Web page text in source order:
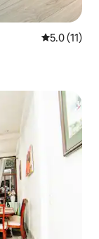
Ukadiriaji
5.0 (11)